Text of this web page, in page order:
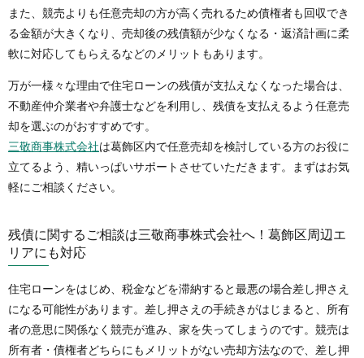
また、競売よりも任意売却の方が高く売れるため債権者も回収でき
る金額が大きくなり、売却後の残債額が少なくなる・返済計画に柔
軟に対応してもらえるなどのメリットもあります。
万が一様々な理由で住宅ローンの残債が支払えなくなった場合は、
不動産仲介業者や弁護士などを利用し、残債を支払えるよう任意売
却を選ぶのがおすすめです。
三敬商事株式会社は葛飾区内で任意売却を検討している方のお役に
立てるよう、精いっぱいサポートさせていただきます。まずはお気
軽にご相談ください。
残債に関するご相談は三敬商事株式会社へ！葛飾区周辺エ
リアにも対応
住宅ローンをはじめ、税金などを滞納すると最悪の場合差し押さえ
になる可能性があります。差し押さえの手続きがはじまると、所有
者の意思に関係なく競売が進み、家を失ってしまうのです。競売は
所有者・債権者どちらにもメリットがない売却方法なので、差し押